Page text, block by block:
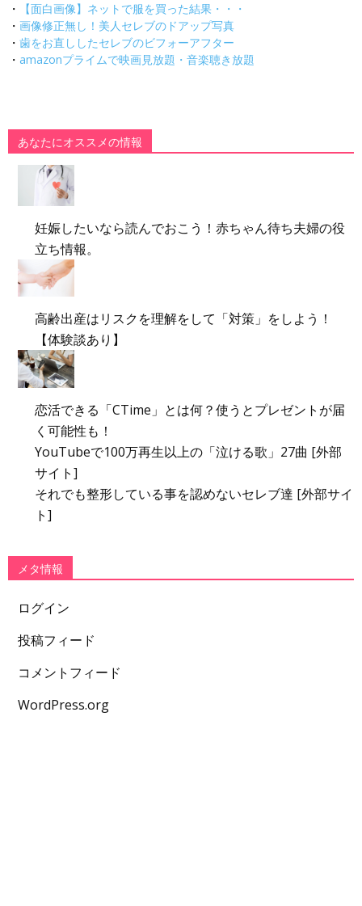
・
【面白画像】ネットで服を買った結果・・・
・ 画像修正無し！美人セレブのドアップ写真
・ 歯をお直ししたセレブのビフォーアフター
・ amazonプライムで映画見放題・音楽聴き放題
あなたにオススメの情報
妊娠したいなら読んでおこう！赤ちゃん待ち夫婦の役
立ち情報。
高齢出産はリスクを理解をして「対策」をしよう！
【体験談あり】
恋活できる「CTime」とは何？使うとプレゼントが届
く可能性も！
YouTubeで100万再生以上の「泣ける歌」27曲 [外部
サイト]
それでも整形している事を認めないセレブ達 [外部サイ
ト]
メタ情報
ログイン
投稿フィード
コメントフィード
WordPress.org